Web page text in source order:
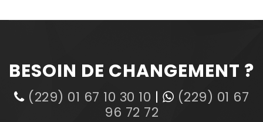
BESOIN DE CHANGEMENT ?
(229) 01 67 10 30 10 |
(229) 01 67
96 72 72